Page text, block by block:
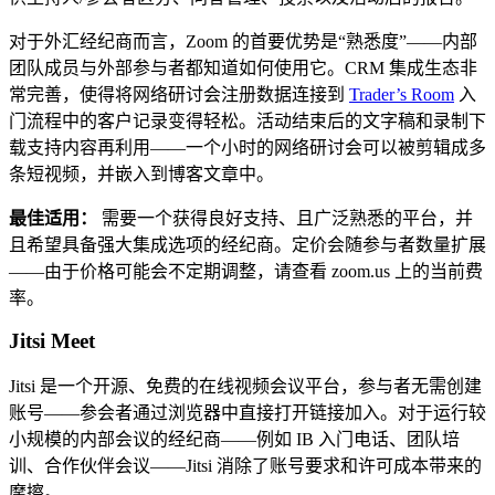
对于外汇经纪商而言，Zoom 的首要优势是“熟悉度”——内部
团队成员与外部参与者都知道如何使用它。CRM 集成生态非
常完善，使得将网络研讨会注册数据连接到 Trader’s Room 入
门流程中的客户记录变得轻松。活动结束后的文字稿和录制下
载支持内容再利用——一个小时的网络研讨会可以被剪辑成多
条短视频，并嵌入到博客文章中。
最佳适用：
需要一个获得良好支持、且广泛熟悉的平台，并
且希望具备强大集成选项的经纪商。定价会随参与者数量扩展
——由于价格可能会不定期调整，请查看 zoom.us 上的当前费
率。
Jitsi Meet
Jitsi 是一个开源、免费的在线视频会议平台，参与者无需创建
账号——参会者通过浏览器中直接打开链接加入。对于运行较
小规模的内部会议的经纪商——例如 IB 入门电话、团队培
训、合作伙伴会议——Jitsi 消除了账号要求和许可成本带来的